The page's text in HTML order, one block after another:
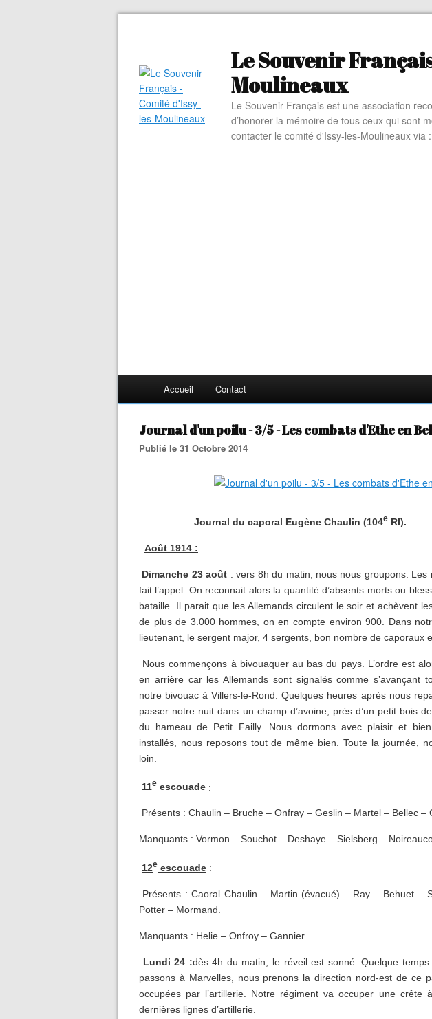
Le Souvenir
Moulineaux
Le Souvenir Français est une association
d’honorer la mémoire de tous ceux qui sont
contacter le comité d'Issy-les-Moulineaux via
Accueil Contact
Journal d'un poilu - 3/5 - Les combats d'Ethe en
Publié le 31 Octobre 2014
Journal du caporal Eugène Chaulin (104e RI).
Août 1914 :
Dimanche 23 août : vers 8h du matin, nous nous groupons. Les
fait l’appel. On reconnait alors la quantité d’absents morts ou
bataille. Il parait que les Allemands circulent le soir et achèvent
de plus de 3.000 hommes, on en compte environ 900. Dans
lieutenant, le sergent major, 4 sergents, bon nombre de caporaux
Nous commençons à bivouaquer au bas du pays. L’ordre est
en arrière car les Allemands sont signalés comme s’avançant
notre bivouac à Villers-le-Rond. Quelques heures après nous
passer notre nuit dans un champ d’avoine, près d’un petit bois
du hameau de Petit Failly. Nous dormons avec plaisir et
installés, nous reposons tout de même bien. Toute la journée,
loin.
11e escouade :
Présents : Chaulin – Bruche – Onfray – Geslin – Martel – Bellec –
Manquants : Vormon – Souchot – Deshaye – Sielsberg –
12e escouade :
Présents : Caoral Chaulin – Martin (évacué) – Ray – Behuet –
Potter – Mormand.
Manquants : Helie – Onfroy – Gannier.
Lundi 24 :dès 4h du matin, le réveil est sonné. Quelque
passons à Marvelles, nous prenons la direction nord-est de ce
occupées par l’artillerie. Notre régiment va occuper une crête
dernières lignes d’artillerie.